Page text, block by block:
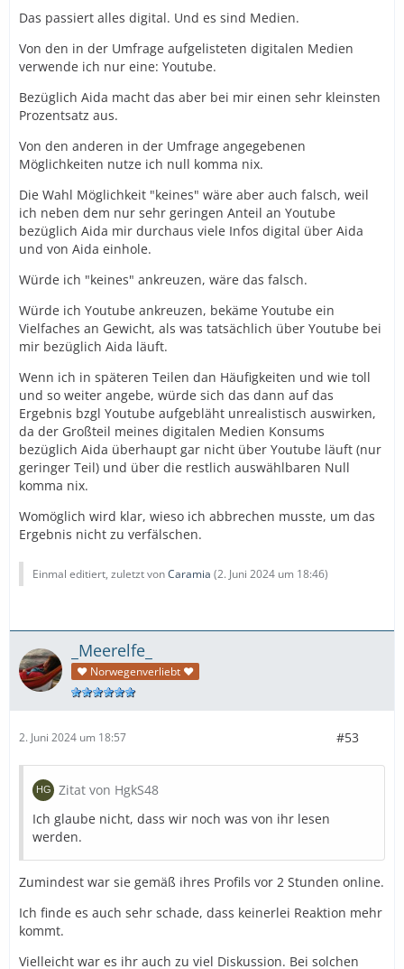
Das passiert alles digital. Und es sind Medien.
Von den in der Umfrage aufgelisteten digitalen Medien
verwende ich nur eine: Youtube.
Bezüglich Aida macht das aber bei mir einen sehr kleinsten
Prozentsatz aus.
Von den anderen in der Umfrage angegebenen
Möglichkeiten nutze ich null komma nix.
Die Wahl Möglichkeit "keines" wäre aber auch falsch, weil
ich neben dem nur sehr geringen Anteil an Youtube
bezüglich Aida mir durchaus viele Infos digital über Aida
und von Aida einhole.
Würde ich "keines" ankreuzen, wäre das falsch.
Würde ich Youtube ankreuzen, bekäme Youtube ein
Vielfaches an Gewicht, als was tatsächlich über Youtube bei
mir bezüglich Aida läuft.
Wenn ich in späteren Teilen dan Häufigkeiten und wie toll
und so weiter angebe, würde sich das dann auf das
Ergebnis bzgl Youtube aufgebläht unrealistisch auswirken,
da der Großteil meines digitalen Medien Konsums
bezüglich Aida überhaupt gar nicht über Youtube läuft (nur
geringer Teil) und über die restlich auswählbaren Null
komma nix.
Womöglich wird klar, wieso ich abbrechen musste, um das
Ergebnis nicht zu verfälschen.
Einmal editiert, zuletzt vonCaramia (2. Juni 2024 um 18:46)
_Meerelfe_
♥ Norwegenverliebt ♥
2. Juni 2024 um 18:57 #53
Zitat von HgkS48
Ich glaube nicht, dass wir noch was von ihr lesen
werden.
Zumindest war sie gemäß ihres Profils vor 2 Stunden online.
Ich finde es auch sehr schade, dass keinerlei Reaktion mehr
kommt.
Vielleicht war es ihr auch zu viel Diskussion. Bei solchen